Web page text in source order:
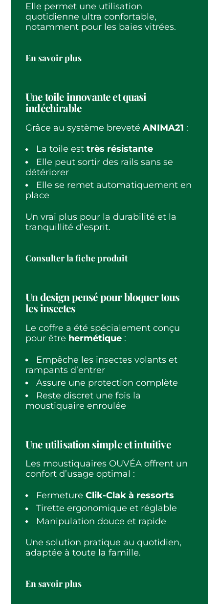
Elle permet une utilisation
quotidienne ultra confortable,
notamment pour les baies vitrées.
En savoir plus(nouvel onglet)
Une toile innovante et quasi
indéchirable
Grâce au système brevetéANIMA21 :
La toile esttrès résistante
Elle peut sortir des rails sans se
détériorer
Elle se remet automatiquement en
place
Un vrai plus pour la durabilité et la
tranquillité d’esprit.
Consulter la fiche produit(nouvel onglet)
Un design pensé pour bloquer tous
les insectes
Le coffre a été spécialement conçu
pour être hermétique :
Empêche les insectes volants et
rampants d’entrer
Assure une protection complète
Reste discret une fois la
moustiquaire enroulée
Une utilisation simple et intuitive
Les moustiquaires OUVÉA offrent un
confort d’usage optimal :
FermetureClik-Clak à ressorts
Tirette ergonomique et réglable
Manipulation douce et rapide
Une solution pratique au quotidien,
adaptée à toute la famille.
En savoir plus